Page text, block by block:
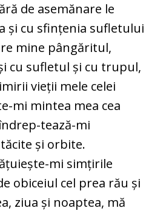
de asemănare le
şi cu sfinţenia sufletului
mine pângăritul,
cu sufletul şi cu trupul,
vieţii mele celei
mi mintea mea cea
tează-mi
şi orbite.
mi simţirile
obiceiul cel prea rău şi
ziua şi noaptea, mă